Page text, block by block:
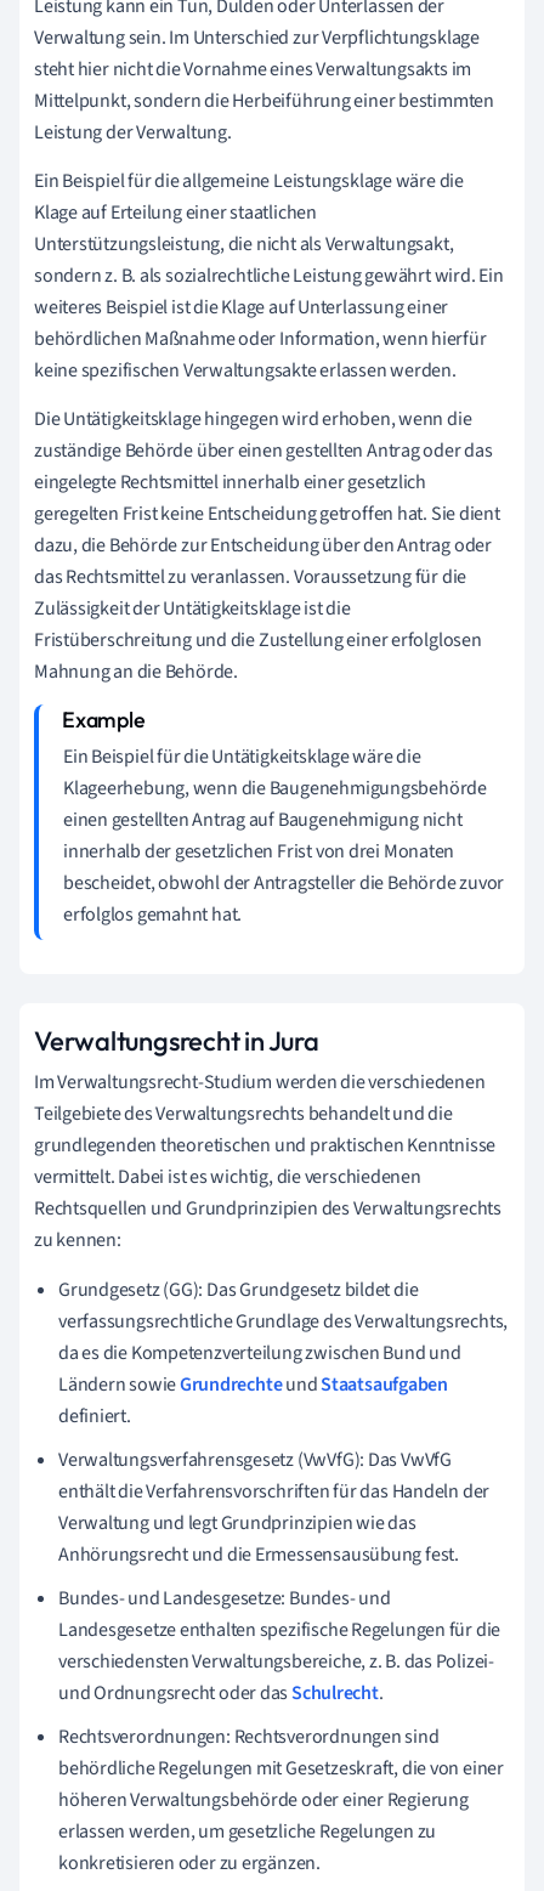
Leistung kann ein Tun, Dulden oder Unterlassen der
Verwaltung sein. Im Unterschied zur Verpflichtungsklage
steht hier nicht die Vornahme eines Verwaltungsakts im
Mittelpunkt, sondern die Herbeiführung einer bestimmten
Leistung der Verwaltung.
Ein Beispiel für die allgemeine Leistungsklage wäre die
Klage auf Erteilung einer staatlichen
Unterstützungsleistung, die nicht als Verwaltungsakt,
sondern z. B. als sozialrechtliche Leistung gewährt wird. Ein
weiteres Beispiel ist die Klage auf Unterlassung einer
behördlichen Maßnahme oder Information, wenn hierfür
keine spezifischen Verwaltungsakte erlassen werden.
Die Untätigkeitsklage hingegen wird erhoben, wenn die
zuständige Behörde über einen gestellten Antrag oder das
eingelegte Rechtsmittel innerhalb einer gesetzlich
geregelten Frist keine Entscheidung getroffen hat. Sie dient
dazu, die Behörde zur Entscheidung über den Antrag oder
das Rechtsmittel zu veranlassen. Voraussetzung für die
Zulässigkeit der Untätigkeitsklage ist die
Fristüberschreitung und die Zustellung einer erfolglosen
Mahnung an die Behörde.
Ein Beispiel für die Untätigkeitsklage wäre die
Klageerhebung, wenn die Baugenehmigungsbehörde
einen gestellten Antrag auf Baugenehmigung nicht
innerhalb der gesetzlichen Frist von drei Monaten
bescheidet, obwohl der Antragsteller die Behörde zuvor
erfolglos gemahnt hat.
Verwaltungsrecht in Jura
Im Verwaltungsrecht-Studium werden die verschiedenen
Teilgebiete des Verwaltungsrechts behandelt und die
grundlegenden theoretischen und praktischen Kenntnisse
vermittelt. Dabei ist es wichtig, die verschiedenen
Rechtsquellen und Grundprinzipien des Verwaltungsrechts
zu kennen:
Grundgesetz (GG): Das Grundgesetz bildet die
verfassungsrechtliche Grundlage des Verwaltungsrechts,
da es die Kompetenzverteilung zwischen Bund und
Ländern sowieGrundrechteundStaatsaufgaben
definiert.
Verwaltungsverfahrensgesetz (VwVfG): Das VwVfG
enthält die Verfahrensvorschriften für das Handeln der
Verwaltung und legt Grundprinzipien wie das
Anhörungsrecht und die Ermessensausübung fest.
Bundes- und Landesgesetze: Bundes- und
Landesgesetze enthalten spezifische Regelungen für die
verschiedensten Verwaltungsbereiche, z. B. das Polizei-
und Ordnungsrecht oder dasSchulrecht.
Rechtsverordnungen: Rechtsverordnungen sind
behördliche Regelungen mit Gesetzeskraft, die von einer
höheren Verwaltungsbehörde oder einer Regierung
erlassen werden, um gesetzliche Regelungen zu
konkretisieren oder zu ergänzen.